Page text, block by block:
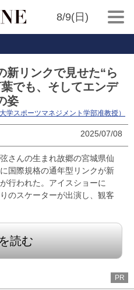
8/9(日)
新リンクで見せた“ら
でも、そしてエンデ
姿
学スポーツマネジメント学部准教授）
2025/07/08
さんの生まれ故郷の宮城県仙
国際規格の通年型リンクが新
行われた。アイスショーに
のスケーターが出演し、観客
読む
PR